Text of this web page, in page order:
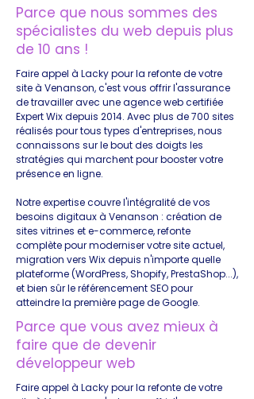
Parce que nous sommes des
spécialistes du web depuis plus
de 10 ans !
Faire appel à Lacky pour la refonte de votre
site à Venanson, c'est vous offrir l'assurance
de travailler avec une agence web certifiée
Expert Wix depuis 2014. Avec plus de 700 sites
réalisés pour tous types d'entreprises, nous
connaissons sur le bout des doigts les
stratégies qui marchent pour booster votre
présence en ligne.
Notre expertise couvre l'intégralité de vos
besoins digitaux à Venanson : création de
sites vitrines et e-commerce, refonte
complète pour moderniser votre site actuel,
migration vers Wix depuis n'importe quelle
plateforme (WordPress, Shopify, PrestaShop...),
et bien sûr le référencement SEO pour
atteindre la première page de Google.
Parce que vous avez mieux à
faire que de devenir
développeur web
Faire appel à Lacky pour la refonte de votre